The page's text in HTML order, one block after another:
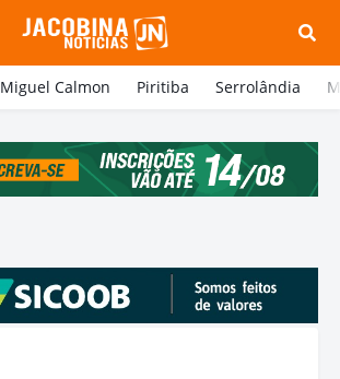
Miguel Calmon Piritiba Serrolândia